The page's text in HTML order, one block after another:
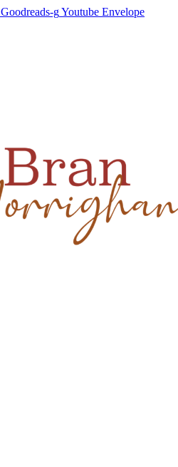
Goodreads-gYoutube Envelope